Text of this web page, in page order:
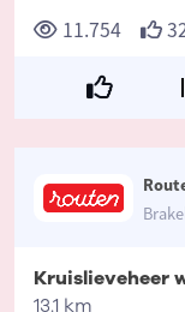
11.754
Kruislieveheer
13.1 km